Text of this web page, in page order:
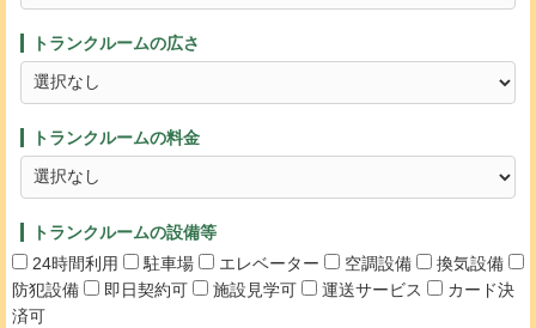
トランクルームの広さ
トランクルームの料金
トランクルームの設備等
24時間利用
駐車場 エレベーター 空調設備
換気設備
防犯設備
即日契約可 施設見学可 運送サービス
カード決
済可